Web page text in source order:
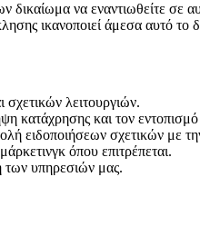
να εναντιωθείτε σε
ικανοποιεί άμεσα αυτό το
σχετικών λειτουργιών.
κατάχρησης και τον
ειδοποιήσεων σχετικών με
όπου επιτρέπεται.
των υπηρεσιών μας.